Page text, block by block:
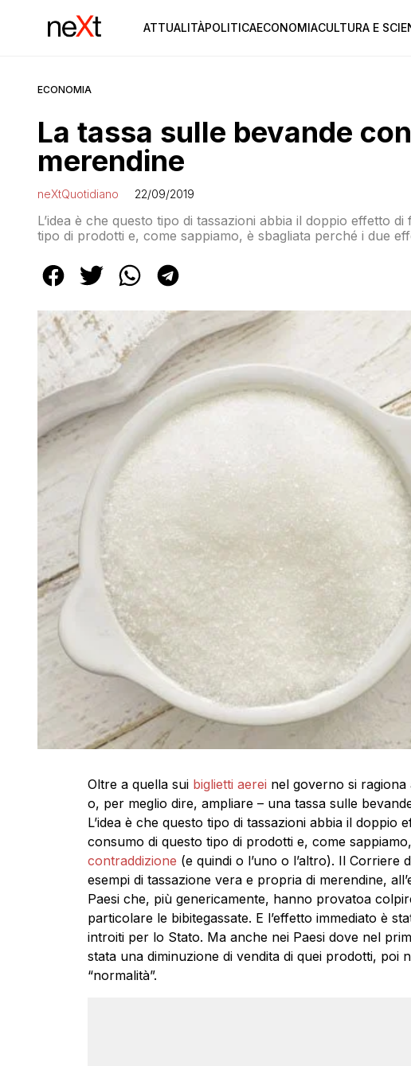
ATTUALITÀPOLITICAECONOMIACULTURA E
ECONOMIA
La tassa sulle bevande
merendine
neXtQuotidiano 22/09/2019
L’idea è che questo tipo di tassazioni abbia il doppio effetto
tipo di prodotti e, come sappiamo, è sbagliata perché i due
Oltre a quella sui biglietti aerei nel governo si
o, per meglio dire, ampliare – una tassa sulle
L’idea è che questo tipo di tassazioni abbia il doppio
consumo di questo tipo di prodotti e, come
contraddizione (e quindi o l’uno o l’altro). Il Corriere
esempi di tassazione vera e propria di merendine,
Paesi che, più genericamente, hanno provatoa
particolare le bibitegassate. E l’effetto immediato è
introiti per lo Stato. Ma anche nei Paesi dove nel
stata una diminuzione di vendita di quei prodotti, poi
“normalità”.